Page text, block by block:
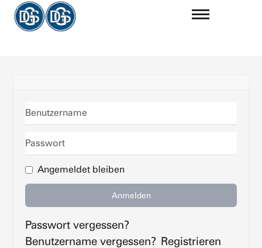
Benutzername
Passwort
Angemeldet bleiben
Anmelden
Passwort vergessen?
Benutzername vergessen? Registrieren